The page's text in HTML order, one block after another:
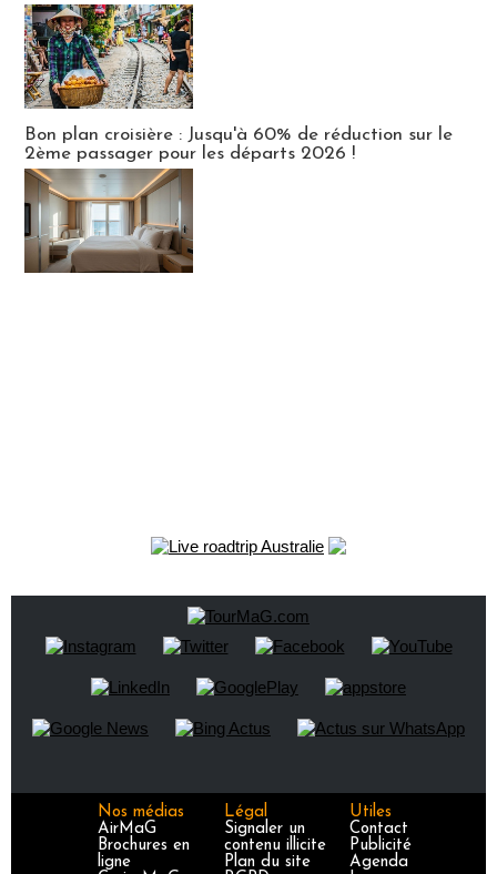
Bon plan croisière : Jusqu'à 60% de réduction sur le
2ème passager pour les départs 2026 !
Nos médias
AirMaG
Brochures en
ligne
Légal
Signaler un
contenu illicite
Plan du site
Utiles
Contact
Publicité
Agenda